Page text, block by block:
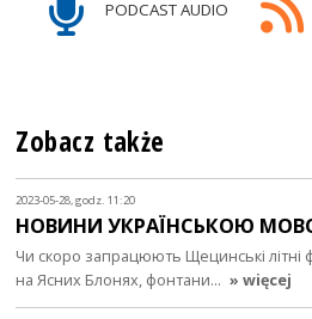
PODCAST AUDIO
Zobacz także
2023-05-28, godz. 11:20
НОВИНИ УКРАЇНСЬКОЮ
Чи скоро запрацюють Щецинські
на Ясних Блонях, фонтани… » więcej